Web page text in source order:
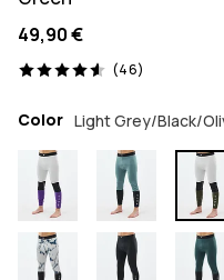
49,90 €
(46)
46 opiniones, 4.6/5
Color Light Grey/Black/